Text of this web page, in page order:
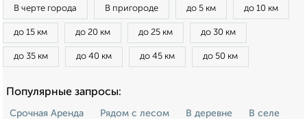
В черте города В пригороде до 5 км до 10 км
до 15 км до 20 км до 25 км до 30 км
до 35 км до 40 км до 45 км до 50 км
Популярные запросы:
Срочная Аренда Рядом с лесом В деревне
В селе